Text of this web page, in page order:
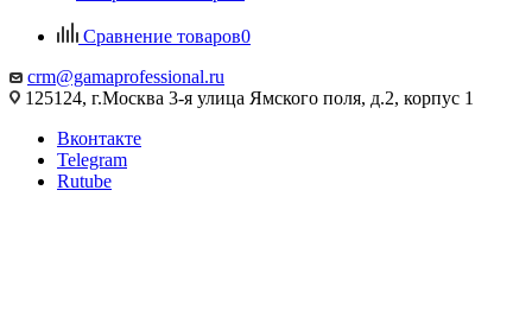
Сравнение товаров0
crm@gamaprofessional.ru
125124, г.Москва 3-я улица Ямского поля, д.2, корпус 1
Вконтакте
Telegram
Rutube